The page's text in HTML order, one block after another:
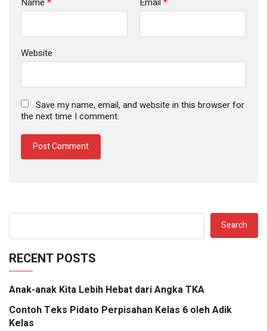
Website
Save my name, email, and website in this browser for
the next time I comment.
Search
RECENT POSTS
Anak-anak Kita Lebih Hebat dari Angka TKA
Contoh Teks Pidato Perpisahan Kelas 6 oleh Adik
Kelas